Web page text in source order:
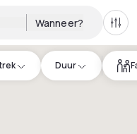
Wanneer?
Duur